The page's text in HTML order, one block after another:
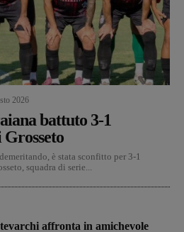
2026
battuto 3-1
Grosseto
è stata sconfitto per 3-1
squadra di serie...
affronta in amichevole